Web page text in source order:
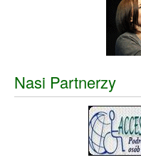
Nasi Partnerzy